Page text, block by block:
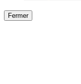
Fermer